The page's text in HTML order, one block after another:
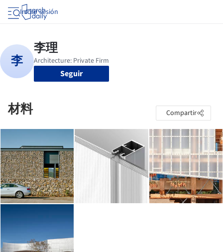
Iniciar sesión
Seguir
材料 Compartir